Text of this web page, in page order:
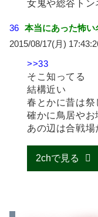
女鬼や総谷ト
36 本当にあった怖
2015/08/17(月)
>>33
そこ知ってる
結構近い
春とかに昔は祭
確かに鳥居やお
あの辺は合戦
2chで見る